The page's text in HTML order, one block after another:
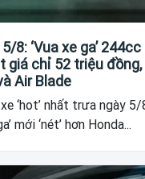
8: ‘Vua xe ga’
chỉ 52 triệu đồng,
Air Blade
‘hot’ nhất trưa ngày
mới ‘nét’ hơn Honda...